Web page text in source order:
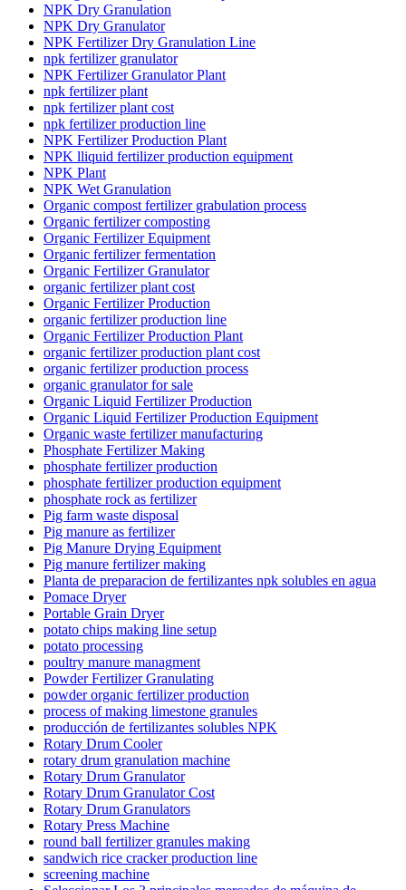
NPK Dry Granulation
NPK Dry Granulator
NPK Fertilizer Dry Granulation Line
npk fertilizer granulator
NPK Fertilizer Granulator Plant
npk fertilizer plant
npk fertilizer plant cost
npk fertilizer production line
NPK Fertilizer Production Plant
NPK lliquid fertilizer production equipment
NPK Plant
NPK Wet Granulation
Organic compost fertilizer grabulation process
Organic fertilizer composting
Organic Fertilizer Equipment
Organic fertilizer fermentation
Organic Fertilizer Granulator
organic fertilizer plant cost
Organic Fertilizer Production
organic fertilizer production line
Organic Fertilizer Production Plant
organic fertilizer production plant cost
organic fertilizer production process
organic granulator for sale
Organic Liquid Fertilizer Production
Organic Liquid Fertilizer Production Equipment
Organic waste fertilizer manufacturing
Phosphate Fertilizer Making
phosphate fertilizer production
phosphate fertilizer production equipment
phosphate rock as fertilizer
Pig farm waste disposal
Pig manure as fertilizer
Pig Manure Drying Equipment
Pig manure fertilizer making
Planta de preparacion de fertilizantes npk solubles en agua
Pomace Dryer
Portable Grain Dryer
potato chips making line setup
potato processing
poultry manure managment
Powder Fertilizer Granulating
powder organic fertilizer production
process of making limestone granules
producción de fertilizantes solubles NPK
Rotary Drum Cooler
rotary drum granulation machine
Rotary Drum Granulator
Rotary Drum Granulator Cost
Rotary Drum Granulators
Rotary Press Machine
round ball fertilizer granules making
sandwich rice cracker production line
screening machine